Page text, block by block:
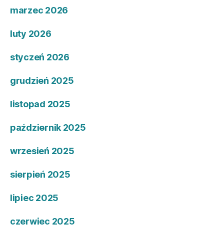
marzec 2026
luty 2026
styczeń 2026
grudzień 2025
listopad 2025
październik 2025
wrzesień 2025
sierpień 2025
lipiec 2025
czerwiec 2025